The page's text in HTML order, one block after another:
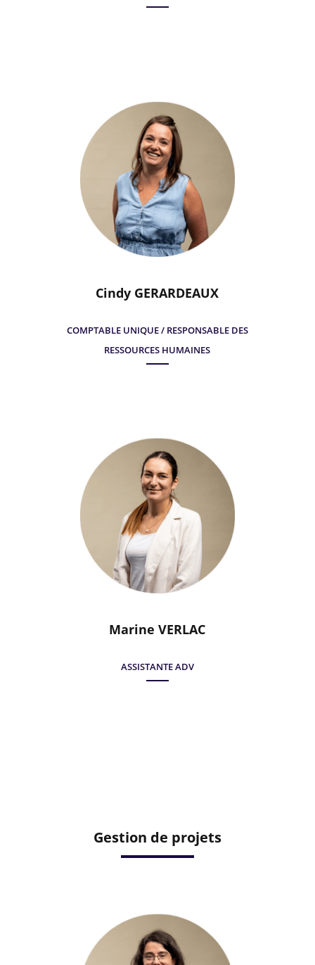
Cindy GERARDEAUX
COMPTABLE UNIQUE / RESPONSABLE DES
RESSOURCES HUMAINES
Marine VERLAC
ASSISTANTE ADV
Gestion de projets